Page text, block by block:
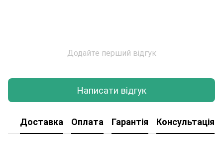
Додайте перший відгук
Написати відгук
Доставка Оплата Гарантія Консультація